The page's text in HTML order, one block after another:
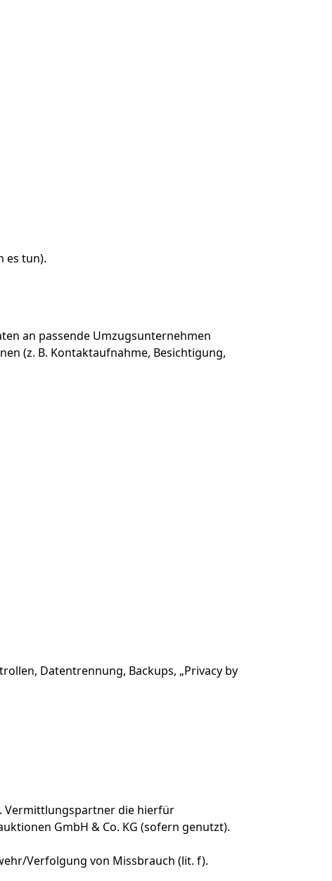
es tun).
an passende Umzugsunternehmen
(z. B. Kontaktaufnahme, Besichtigung,
Datentrennung, Backups, „Privacy by
Vermittlungspartner die hierfür
GmbH & Co. KG (sofern genutzt).
Verfolgung von Missbrauch (lit. f).